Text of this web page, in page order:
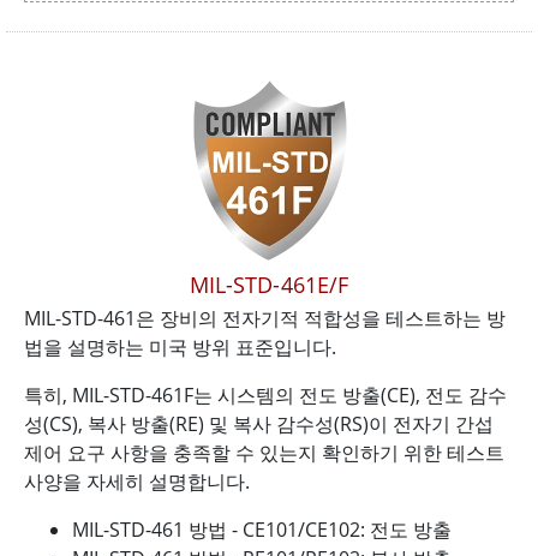
MIL-STD-461E/F
MIL-STD-461은 장비의 전자기적 적합성을 테스트하는 방
법을 설명하는 미국 방위 표준입니다.
특히, MIL-STD-461F는 시스템의 전도 방출(CE), 전도 감수
성(CS), 복사 방출(RE) 및 복사 감수성(RS)이 전자기 간섭
제어 요구 사항을 충족할 수 있는지 확인하기 위한 테스트
사양을 자세히 설명합니다.
MIL-STD-461 방법 - CE101/CE102: 전도 방출